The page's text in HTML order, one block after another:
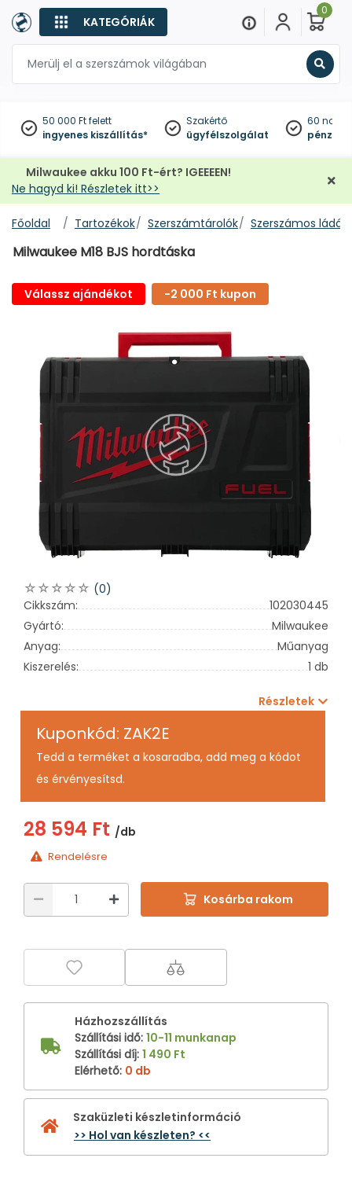
KATEGÓRIÁK
0
50 000 Ft felett
ingyenes kiszállítás*
Szakértő
ügyfélszolgálat
60
Milwaukee akku 100 Ft-ért? IGEEEEN!
Ne hagyd ki! Részletek itt>>
Főoldal Tartozékok Szerszámtárolók Szerszámos
Milwaukee M18 BJS hordtáska
Válassz ajándékot -2 000 Ft kupon
(0)
Cikkszám:
102030445
Gyártó:
Milwaukee
Anyag:
Műanyag
Kiszerelés:
1 db
Részletek
Kuponkód: ZAK2E
Tedd a terméket a kosaradba, add meg a kódot
és érvényesítsd.
28 594 Ft /db
Rendelésre
Kosárba rakom
Házhozszállítás
Szállítási idő: 10-11 munkanap
Szállítási díj: 1 490 Ft
Elérhető: 0 db
Szaküzleti készletinformáció
>> Hol van készleten? <<